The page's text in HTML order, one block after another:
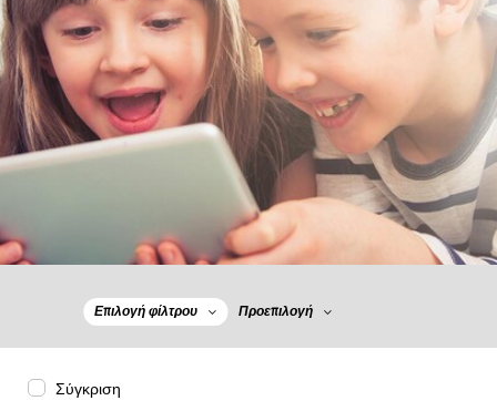
Επιλογή φίλτρου Προεπιλογή
Σύγκριση